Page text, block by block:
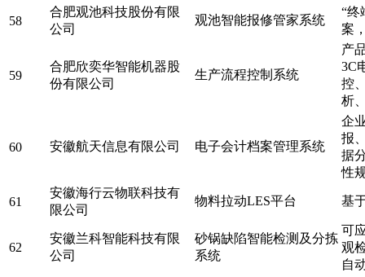
58
合肥观池科技股份有限
公司
观池智能报修管家系统
“终
案
59
合肥欣奕华智能机器股
份有限公司
生产流程控制系统
产
3C
控
析
60 安徽航天信息有限公司 电子会计档案管理系统
企
报
据
性
61
安徽海行云物联科技有
限公司
物料拉动LES平台 基
62
安徽兰科智能科技有限
公司
砂锅缺陷智能检测及分拣
系统
可
观
自